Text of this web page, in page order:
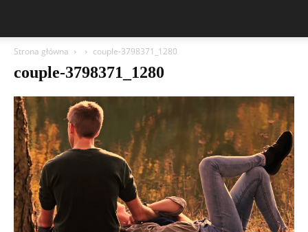
Strona główna couple-3798371_1280
couple-3798371_1280